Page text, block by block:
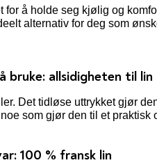
for å holde seg kjølig og
alternativ for deg som
bruke: allsidigheten til lin
Det tidløse uttrykket gjør
som gjør den til et
100 % fransk lin